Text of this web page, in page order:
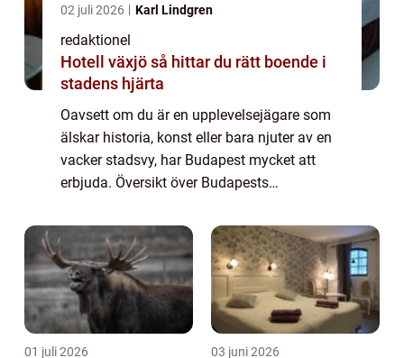
02 juli 2026 Karl Lindgren
redaktionel
Hotell växjö så hittar du rätt boende i
stadens hjärta
Oavsett om du är en upplevelsejägare som
älskar historia, konst eller bara njuter av en
vacker stadsvy, har Budapest mycket att
erbjuda. Översikt över Budapests
sevärdheter som passar alla smaker och
intre...
01 juli 2026 03 juni 2026